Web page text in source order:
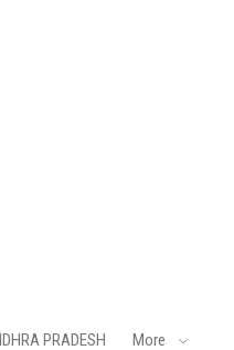
PRADESH More